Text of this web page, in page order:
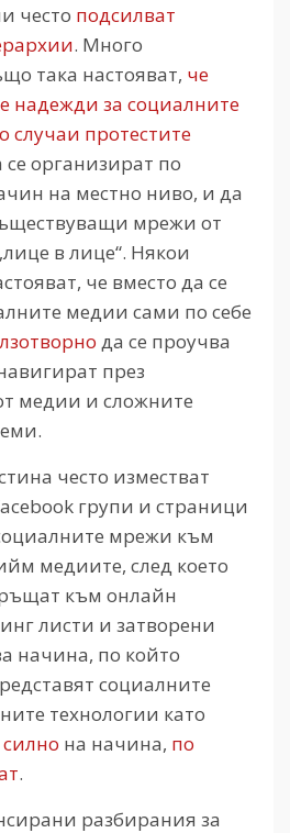
често подсилват
. Много
така настояват, че
надежди за социалните
случаи протестите
се организират по
на местно ниво, и да
мрежи от
в лице“. Някои
че вместо да се
медии сами по себе
да се проучва
през
медии и сложните
често изместват
групи и страници
мрежи към
медиите, след което
към онлайн
листи и затворени
начина, по който
социалните
технологии като
силно на начина, по
.
разбирания за